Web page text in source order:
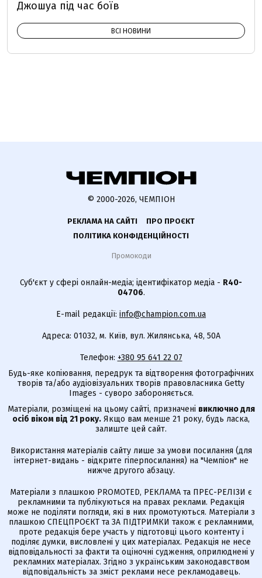
Джошуа під час боїв
ВСІ НОВИНИ
© 2000-2026, ЧЕМПІОН
РЕКЛАМА НА САЙТІ
ПРО ПРОЄКТ
ПОЛІТИКА КОНФІДЕНЦІЙНОСТІ
Промокоди
Суб'єкт у сфері онлайн-медіа; ідентифікатор медіа - R40-
04706.
E-mail редакції: info@champion.com.ua
Адреса: 01032, м. Київ, вул. Жилянська, 48, 50А
Телефон: +380 95 641 22 07
Будь-яке копіювання, передрук та відтворення фотографічних
творів та/або аудіовізуальних творів правовласника Getty
Images - суворо забороняється.
Матеріали, розміщені на цьому сайті, призначені виключно для
осіб віком від 21 року. Якщо вам менше 21 року, будь ласка,
залиште цей сайт.
Використання матеріалів сайту лише за умови посилання (для
інтернет-видань - відкрите гіперпосилання) на "Чемпіон" не
нижче другого абзацу.
Матеріали з плашкою PROMOTED, РЕКЛАМА та ПРЕС-РЕЛІЗИ є
рекламними та публікуються на правах реклами. Редакція
може не поділяти погляди, які в них промотуються. Матеріали з
плашкою СПЕЦПРОЄКТ та ЗА ПІДТРИМКИ також є рекламними,
проте редакція бере участь у підготовці цього контенту і
поділяє думки, висловлені у цих матеріалах. Редакція не несе
відповідальності за факти та оціночні судження, оприлюднені у
рекламних матеріалах. Згідно з українським законодавством
відповідальність за зміст реклами несе рекламодавець.